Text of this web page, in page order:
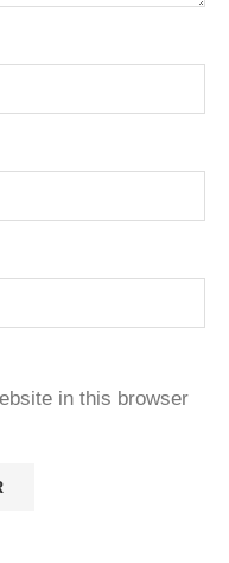
in this browser